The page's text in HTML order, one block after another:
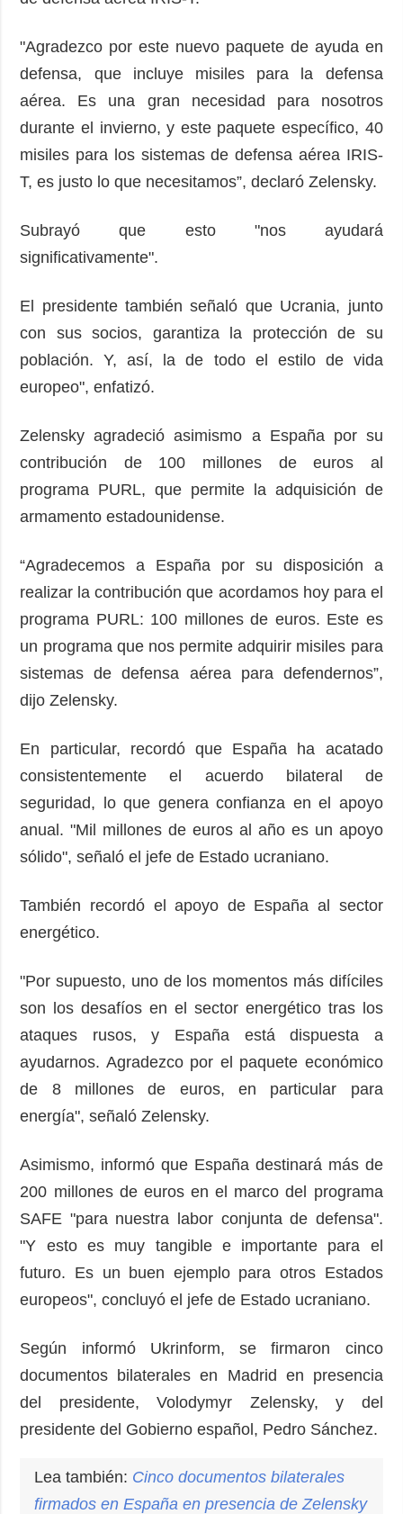
"Agradezco por este nuevo paquete de ayuda en
defensa, que incluye misiles para la defensa
aérea. Es una gran necesidad para nosotros
durante el invierno, y este paquete específico, 40
misiles para los sistemas de defensa aérea IRIS-
T, es justo lo que necesitamos”, declaró Zelensky.
Subrayó que esto "nos ayudará
significativamente".
El presidente también señaló que Ucrania, junto
con sus socios, garantiza la protección de su
población. Y, así, la de todo el estilo de vida
europeo", enfatizó.
Zelensky agradeció asimismo a España por su
contribución de 100 millones de euros al
programa PURL, que permite la adquisición de
armamento estadounidense.
“Agradecemos a España por su disposición a
realizar la contribución que acordamos hoy para el
programa PURL: 100 millones de euros. Este es
un programa que nos permite adquirir misiles para
sistemas de defensa aérea para defendernos”,
dijo Zelensky.
En particular, recordó que España ha acatado
consistentemente el acuerdo bilateral de
seguridad, lo que genera confianza en el apoyo
anual. "Mil millones de euros al año es un apoyo
sólido", señaló el jefe de Estado ucraniano.
También recordó el apoyo de España al sector
energético.
"Por supuesto, uno de los momentos más difíciles
son los desafíos en el sector energético tras los
ataques rusos, y España está dispuesta a
ayudarnos. Agradezco por el paquete económico
de 8 millones de euros, en particular para
energía", señaló Zelensky.
Asimismo, informó que España destinará más de
200 millones de euros en el marco del programa
SAFE "para nuestra labor conjunta de defensa".
"Y esto es muy tangible e importante para el
futuro. Es un buen ejemplo para otros Estados
europeos", concluyó el jefe de Estado ucraniano.
Según informó Ukrinform, se firmaron cinco
documentos bilaterales en Madrid en presencia
del presidente, Volodymyr Zelensky, y del
presidente del Gobierno español, Pedro Sánchez.
Lea también: Cinco documentos bilaterales
firmados en España en presencia de Zelensky